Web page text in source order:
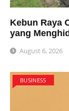
Kebun Raya
yang
August 6, 2026
BUSINESS